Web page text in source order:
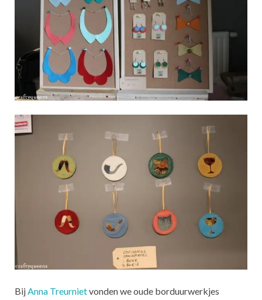
BijAnna Treurnietvonden we oude borduurwerkjes